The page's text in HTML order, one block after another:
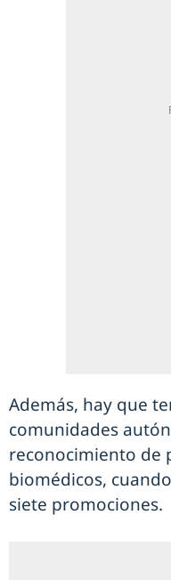
Además, hay que
comunidades
reconocimiento de
biomédicos,
siete promociones.